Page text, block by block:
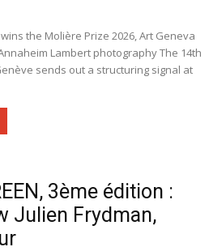
the Molière Prize 2026, Art Geneva
Lambert photography The 14th
sends out a structuring signal at
3ème édition :
Julien Frydman,